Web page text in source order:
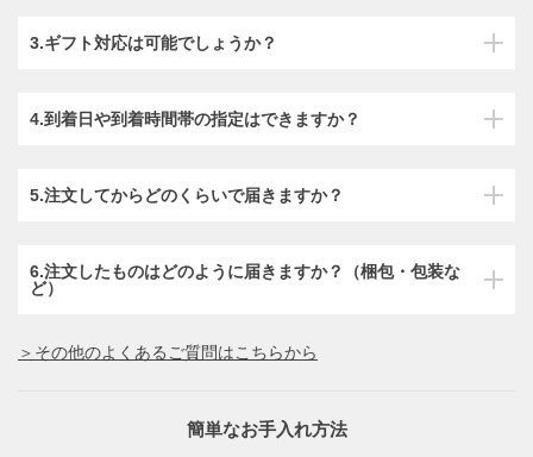
3.ギフト対応は可能でしょうか？
4.到着日や到着時間帯の指定はできますか？
5.注文してからどのくらいで届きますか？
6.注文したものはどのように届きますか？（梱包・包装な
ど）
＞その他のよくあるご質問はこちらから
簡単なお手入れ方法